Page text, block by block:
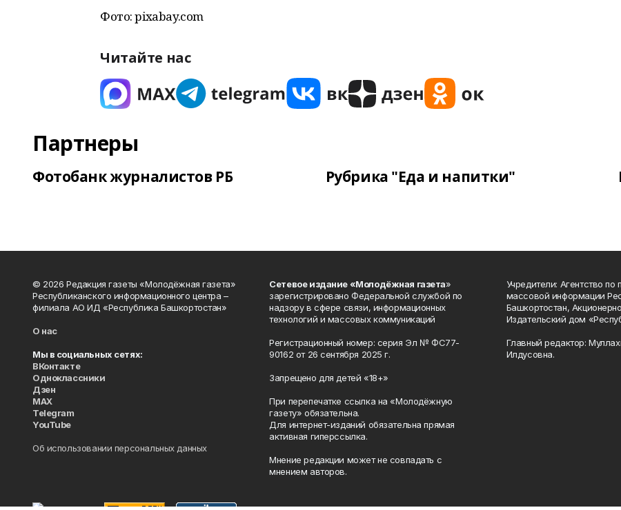
Фото: pixabay.com
Читайте нас
Партнеры
Фотобанк журналистов РБ Рубрика "Еда и напитки"
© 2026 Редакция газеты «Молодёжная газета»
Республиканского информационного центра –
филиала АО ИД «Республика Башкортостан»
О нас
Мы в социальных сетях:
ВКонтакте
Одноклассники
Дзен
MAX
Telegram
YouTube
Об использовании персональных данных
Сетевое издание «Молодёжная газета»
зарегистрировано Федеральной службой по
надзору в сфере связи, информационных
технологий и массовых коммуникаций
Регистрационный номер: серия Эл № ФС77-
90162 от 26 сентября 2025 г.
Запрещено для детей «18+»
При перепечатке ссылка на «Молодёжную
газету» обязательна.
Для интернет-изданий обязательна прямая
активная гиперссылка.
Мнение редакции может не совпадать с
мнением авторов.
Учредители: Агентство
массовой информации
Башкортостан,
Издательский дом
Главный редактор:
Илдусовна.